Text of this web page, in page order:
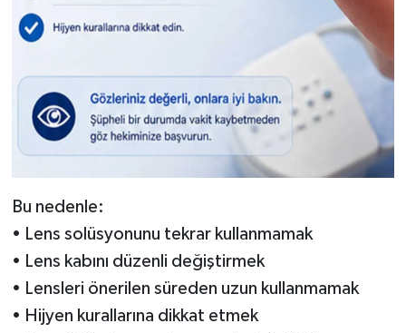
Bu nedenle:
• Lens solüsyonunu tekrar kullanmamak
• Lens kabını düzenli değiştirmek
• Lensleri önerilen süreden uzun kullanmamak
• Hijyen kurallarına dikkat etmek